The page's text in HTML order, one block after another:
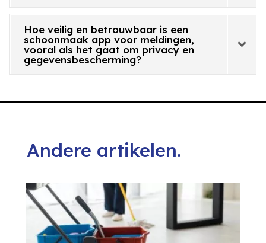
Hoe veilig en betrouwbaar is een
schoonmaak app voor meldingen,
vooral als het gaat om privacy en
gegevensbescherming?
Andere artikelen.